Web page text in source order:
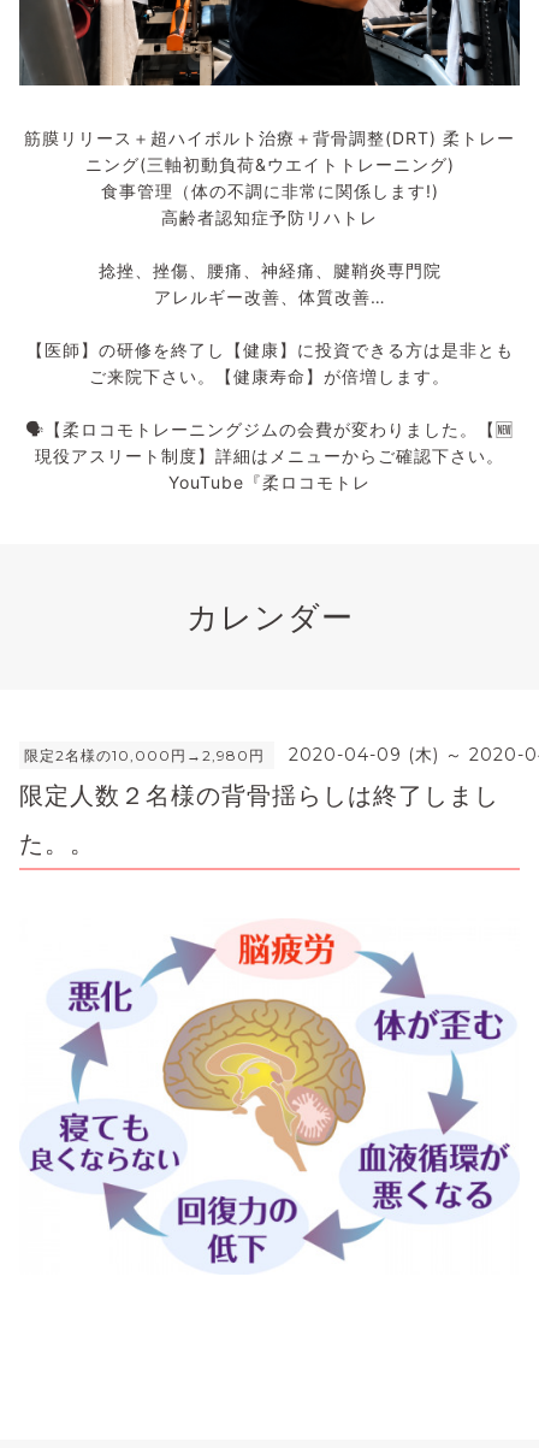
筋膜リリース＋超ハイボルト治療＋背骨調整(DRT) 柔トレー
ニング(三軸初動負荷&ウエイトトレーニング)
食事管理（体の不調に非常に関係します!)
高齢者認知症予防リハトレ
捻挫、挫傷、腰痛、神経痛、腱鞘炎専門院
アレルギー改善、体質改善…
【医師】の研修を終了し【健康】に投資できる方は是非とも
ご来院下さい。【健康寿命】が倍増します。
🗣️【柔ロコモトレーニングジムの会費が変わりました。【🆕
現役アスリート制度】詳細はメニューからご確認下さい。
YouTube『柔ロコモトレ
カレンダー
限定2名様の10,000円→2,980円 2020-04-09 (木) ～ 2020-
限定人数２名様の背骨揺らしは終了しまし
た。。